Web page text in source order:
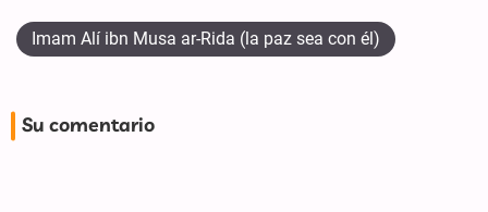
Imam Alí ibn Musa ar-Rida (la paz sea con él)
Su comentario